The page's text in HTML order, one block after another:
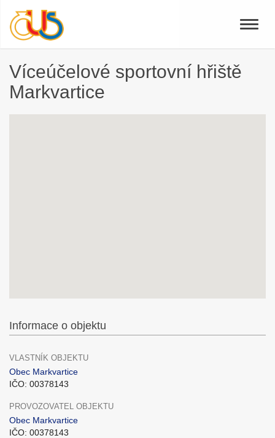
Toggle
Víceúčelové sportovní hřiště
Markvartice
Informace o objektu
VLASTNÍK OBJEKTU
Obec Markvartice
IČO: 00378143
PROVOZOVATEL OBJEKTU
Obec Markvartice
IČO: 00378143